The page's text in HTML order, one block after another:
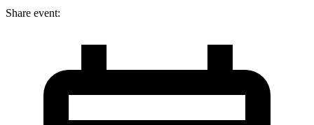
Share event: